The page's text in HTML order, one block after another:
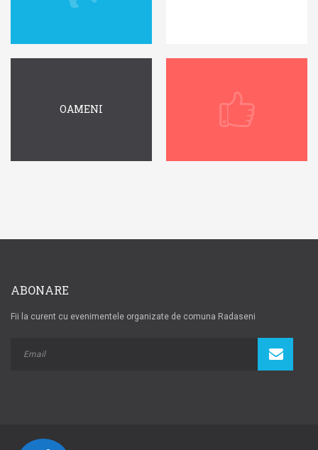
OAMENI
ABONARE
Fii la curent cu evenimentele organizate de comuna Radaseni